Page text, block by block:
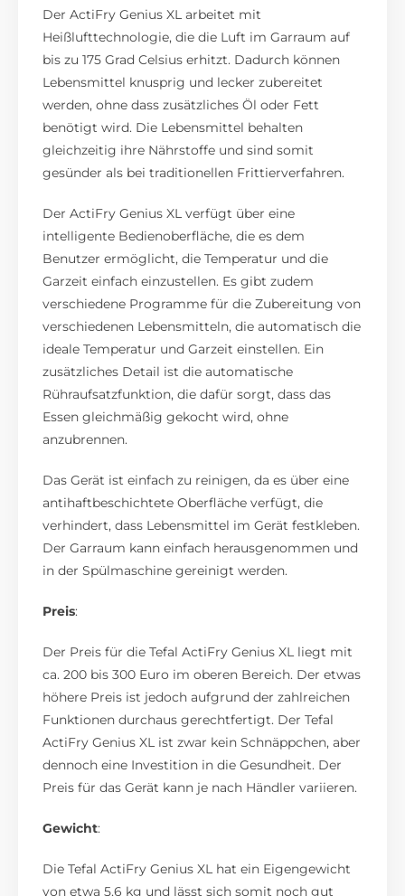
Der ActiFry Genius XL arbeitet mit
Heißlufttechnologie, die die Luft im Garraum auf
bis zu 175 Grad Celsius erhitzt. Dadurch können
Lebensmittel knusprig und lecker zubereitet
werden, ohne dass zusätzliches Öl oder Fett
benötigt wird. Die Lebensmittel behalten
gleichzeitig ihre Nährstoffe und sind somit
gesünder als bei traditionellen Frittierverfahren.
Der ActiFry Genius XL verfügt über eine
intelligente Bedienoberfläche, die es dem
Benutzer ermöglicht, die Temperatur und die
Garzeit einfach einzustellen. Es gibt zudem
verschiedene Programme für die Zubereitung von
verschiedenen Lebensmitteln, die automatisch die
ideale Temperatur und Garzeit einstellen. Ein
zusätzliches Detail ist die automatische
Rühraufsatzfunktion, die dafür sorgt, dass das
Essen gleichmäßig gekocht wird, ohne
anzubrennen.
Das Gerät ist einfach zu reinigen, da es über eine
antihaftbeschichtete Oberfläche verfügt, die
verhindert, dass Lebensmittel im Gerät festkleben.
Der Garraum kann einfach herausgenommen und
in der Spülmaschine gereinigt werden.
Preis:
Der Preis für die Tefal ActiFry Genius XL liegt mit
ca. 200 bis 300 Euro im oberen Bereich. Der etwas
höhere Preis ist jedoch aufgrund der zahlreichen
Funktionen durchaus gerechtfertigt. Der Tefal
ActiFry Genius XL ist zwar kein Schnäppchen, aber
dennoch eine Investition in die Gesundheit. Der
Preis für das Gerät kann je nach Händler variieren.
Gewicht:
Die Tefal ActiFry Genius XL hat ein Eigengewicht
von etwa 5,6 kg und lässt sich somit noch gut